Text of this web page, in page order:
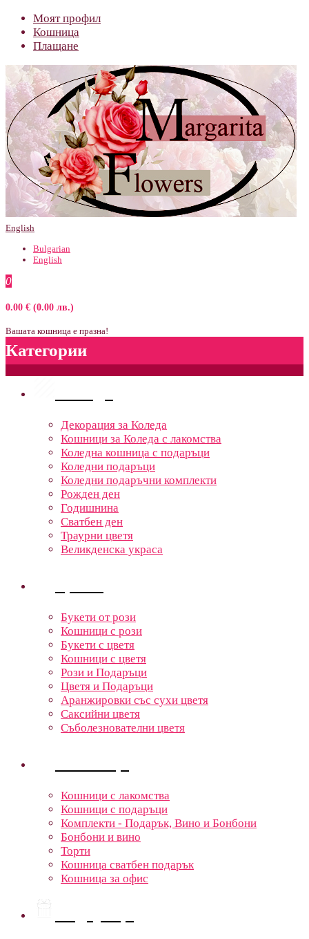
Моят профил
Кошница
Плащане
English
Bulgarian
English
0
0.00 € (0.00 лв.)
Вашата кошница е празна!
Категории
Декорация за Коледа
Кошници за Коледа с лакомства
Коледна кошница с подаръци
Коледни подаръци
Коледни подаръчни комплекти
Рожден ден
Годишнина
Сватбен ден
Траурни цветя
Великденска украса
Букети от рози
Кошници с рози
Букети с цветя
Кошници с цветя
Рози и Подаръци
Цветя и Подаръци
Аранжировки със сухи цветя
Саксийни цветя
Съболезнователни цветя
Кошници с лакомства
Кошници с подаръци
Комплекти - Подарък, Вино и Бонбони
Бонбони и вино
Торти
Кошница сватбен подарък
Кошница за офис